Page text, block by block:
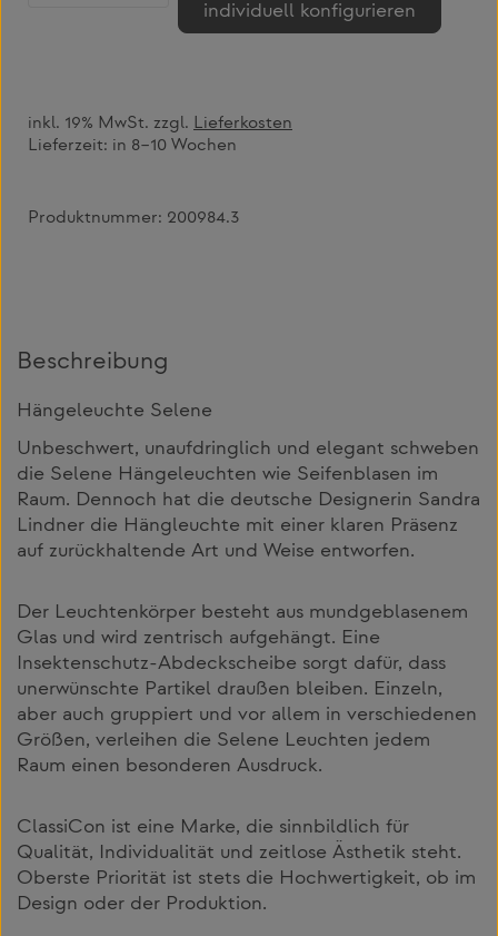
individuell konfigurieren
inkl. 19% MwSt. zzgl. Lieferkosten
Lieferzeit: in 8–10 Wochen
Produktnummer: 200984.3
Beschreibung
Hängeleuchte Selene
Unbeschwert, unaufdringlich und elegant schweben
die Selene Hängeleuchten wie Seifenblasen im
Raum. Dennoch hat die deutsche Designerin Sandra
Lindner die Hängleuchte mit einer klaren Präsenz
auf zurückhaltende Art und Weise entworfen.
Der Leuchtenkörper besteht aus mundgeblasenem
Glas und wird zentrisch aufgehängt. Eine
Insektenschutz-Abdeckscheibe sorgt dafür, dass
unerwünschte Partikel draußen bleiben. Einzeln,
aber auch gruppiert und vor allem in verschiedenen
Größen, verleihen die Selene Leuchten jedem
Raum einen besonderen Ausdruck.
ClassiCon ist eine Marke, die sinnbildlich für
Qualität, Individualität und zeitlose Ästhetik steht.
Oberste Priorität ist stets die Hochwertigkeit, ob im
Design oder der Produktion.